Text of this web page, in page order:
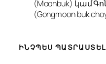
(Moonbuk) կամ
(Gongmoon buk
ԻՆՉՊԵՍ ՊԱՏՐԱՍՏԵԼ